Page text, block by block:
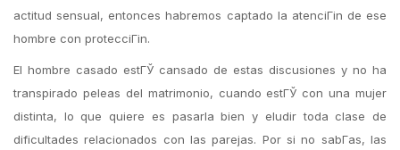
actitud sensual, entonces habremos captado la atenciГіn de ese
hombre con protecciГіn.
El hombre casado estГЎ cansado de estas discusiones y no ha
transpirado peleas del matrimonio, cuando estГЎ con una mujer
distinta, lo que quiere es pasarla bien y eludir toda clase de
dificultades relacionados con las parejas. Por si no sabГ­as, las